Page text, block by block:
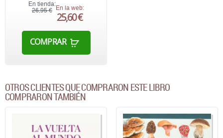
En tienda:
26,95 € En la web:
25,60 €
COMPRAR
OTROS CLIENTES QUE COMPRARON ESTE LIBRO
COMPRARON TAMBIÉN